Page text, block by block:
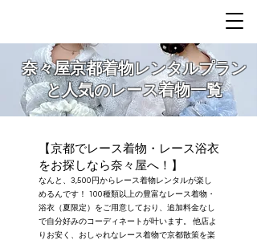
奈々屋京都着物レンタルプラン
と人気のレース着物一覧
【京都でレース着物・レース浴衣
をお探しなら奈々屋へ！】
なんと、3,500円からレース着物レンタルが楽し
めるんです！ 100種類以上の豊富なレース着物・
浴衣（夏限定）をご用意しており、追加料金なし
で自分好みのコーディネートが叶います。 他店よ
りお安く、おしゃれなレース着物で京都散策を楽